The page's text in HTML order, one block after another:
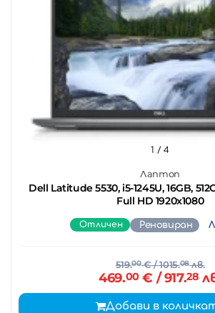
Лаптоп
Dell Latitude 5530, i5-1245U, 16GB,
Full HD 1920x1080
1 / 4
Отличен Реновиран
519.00€/ 1015.08лв.
469.00€ / 917.28
Добави в